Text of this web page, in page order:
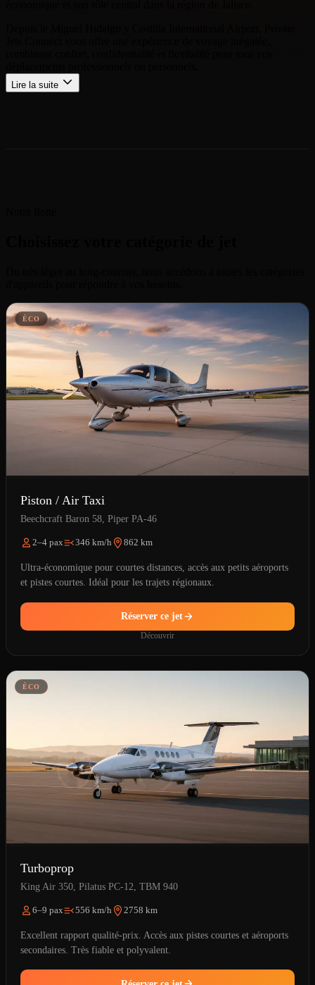
Lire la suite
ÉCO
Piston / Air Taxi
Beechcraft Baron 58, Piper PA-46
2–4 pax 346 km/h 862 km
Ultra-économique pour courtes distances, accès aux petits aéroports
et pistes courtes. Idéal pour les trajets régionaux.
Réserver ce jet
Découvrir
ÉCO
Turboprop
King Air 350, Pilatus PC-12, TBM 940
6–9 pax 556 km/h 2758 km
Excellent rapport qualité-prix. Accès aux pistes courtes et aéroports
secondaires. Très fiable et polyvalent.